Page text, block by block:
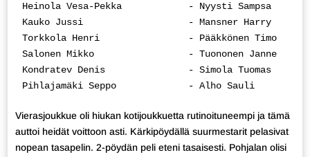
Heinola Vesa-Pekka            - Nyysti Sampsa
Kauko Jussi                   - Mansner Harry
Torkkola Henri                - Pääkkönen Timo
Salonen Mikko                 - Tuononen Janne
Kondratev Denis               - Simola Tuomas
Pihlajamäki Seppo             - Alho Sauli
Vierasjoukkue oli hiukan kotijoukkuetta rutinoituneempi ja tämä
auttoi heidät voittoon asti. Kärkipöydällä suurmestarit pelasivat
nopean tasapelin. 2-pöydän peli eteni tasaisesti. Pohjalan olisi